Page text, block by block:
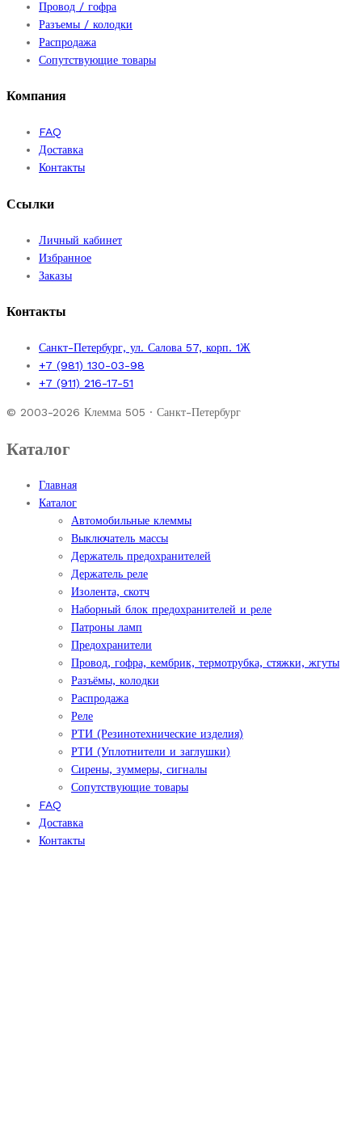
Провод / гофра
Разъемы / колодки
Распродажа
Сопутствующие товары
Компания
FAQ
Доставка
Контакты
Ссылки
Личный кабинет
Избранное
Заказы
Контакты
Санкт-Петербург, ул. Салова 57, корп. 1Ж
+7 (981) 130-03-98
+7 (911) 216-17-51
© 2003-2026 Клемма 505 · Санкт-Петербург
Каталог
Главная
Каталог
Автомобильные клеммы
Выключатель массы
Держатель предохранителей
Держатель реле
Изолента, скотч
Наборный блок предохранителей и реле
Патроны ламп
Предохранители
Провод, гофра, кембрик, термотрубка, стяжки, жгуты
Разъёмы, колодки
Распродажа
Реле
РТИ (Резинотехнические изделия)
РТИ (Уплотнители и заглушки)
Сирены, зуммеры, сигналы
Сопутствующие товары
FAQ
Доставка
Контакты